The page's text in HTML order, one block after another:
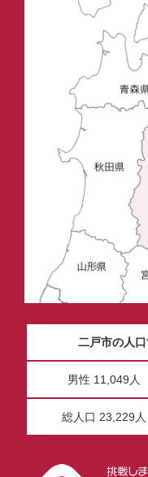
二戸市の人
男性 11,049人
総人口 23,229人